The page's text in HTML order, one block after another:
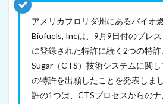
）
14
ニ
ー
ジ
ー
ン
アメリカフロリダ州にあるバイオ
Biofuels, Incは、9月9日付のプレ
に登録された特許に続く2つの特
Sugar（CTS）技術システムに関
の特許を出願したことを発表しま
許の1つは、CTSプロセスからの